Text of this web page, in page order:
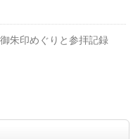
朱印めぐりと参拝記録